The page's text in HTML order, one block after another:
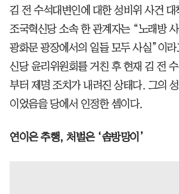
김 전 수석대변인에 대한 성비위 사건 대
조국혁신당 소속 한 관계자는 “노래방
광화문 광장에서의 일들 모두 사실”이
신당 윤리위원회를 거친 후 현재 김 전
부터 제명 조치가 내려진 상태다. 그의
이었음을 당에서 인정한 셈이다.
연이은 추행, 처벌은 ‘솜방망이’